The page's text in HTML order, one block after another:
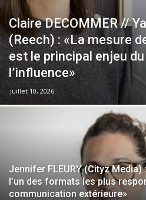
Claire DECOMMER //
(Reech) : «La mesure
est le principal enjeu
l’influence»
juillet 10, 2026
Jennifer FLEURY (Cityz Media)
l’un des formats les plus
communication extérieure»